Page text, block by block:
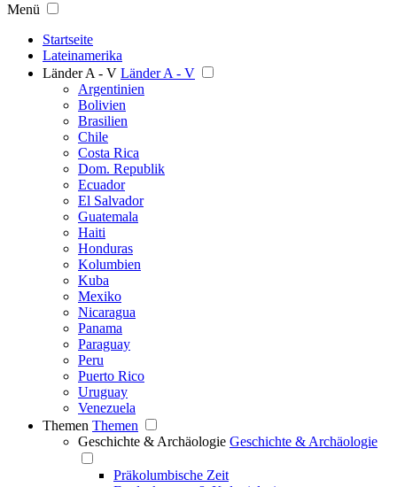
Menü
Startseite
Lateinamerika
Länder A - V Länder A - V
Argentinien
Bolivien
Brasilien
Chile
Costa Rica
Dom. Republik
Ecuador
El Salvador
Guatemala
Haiti
Honduras
Kolumbien
Kuba
Mexiko
Nicaragua
Panama
Paraguay
Peru
Puerto Rico
Uruguay
Venezuela
Themen Themen
Geschichte & Archäologie Geschichte & Archäologie
Präkolumbische Zeit